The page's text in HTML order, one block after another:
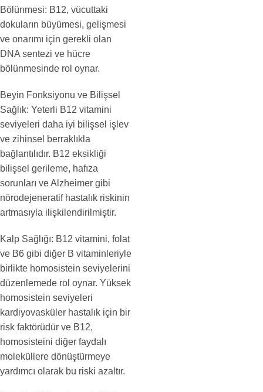
Bölünmesi: B12, vücuttaki
dokuların büyümesi, gelişmesi
ve onarımı için gerekli olan
DNA sentezi ve hücre
bölünmesinde rol oynar.
Beyin Fonksiyonu ve Bilişsel
Sağlık: Yeterli B12 vitamini
seviyeleri daha iyi bilişsel işlev
ve zihinsel berraklıkla
bağlantılıdır. B12 eksikliği
bilişsel gerileme, hafıza
sorunları ve Alzheimer gibi
nörodejeneratif hastalık riskinin
artmasıyla ilişkilendirilmiştir.
Kalp Sağlığı: B12 vitamini, folat
ve B6 gibi diğer B vitaminleriyle
birlikte homosistein seviyelerini
düzenlemede rol oynar. Yüksek
homosistein seviyeleri
kardiyovasküler hastalık için bir
risk faktörüdür ve B12,
homosisteini diğer faydalı
moleküllere dönüştürmeye
yardımcı olarak bu riski azaltır.